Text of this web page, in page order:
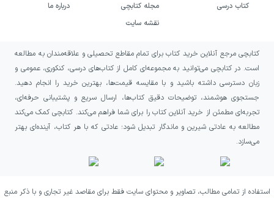
کتاب درسی
مجله کتابچی
نقشه سایت
درباره ما
کتابچی مرجع آنلاین خرید کتاب برای تمام مقاطع تحصیلی و علاقه‌مندان به مطالعه
است. در کتابچی می‌توانید به مجموعه‌ای کامل از کتاب‌های درسی، کنکوری، عمومی و
زبان دسترسی داشته باشید و با مقایسه قیمت‌ها، بهترین خرید را انجام دهید.
جستجوی هوشمند، توضیحات دقیق کتاب‌ها، ارسال سریع و پشتیبانی حرفه‌ای،
تجربه‌ای مطمئن از خرید آنلاین کتاب را برای شما فراهم می‌کند. کتابچی کمک می‌کند
مطالعه به عادتی شیرین و ماندگار تبدیل شود؛ عادتی که با هر کتاب، آینده‌ای بهتر
می‌سازد.
استفاده از تمامی مطالب، تصاویر و محتوای سایت فقط برای مقاصد غیر تجاری و با ذکر منبع